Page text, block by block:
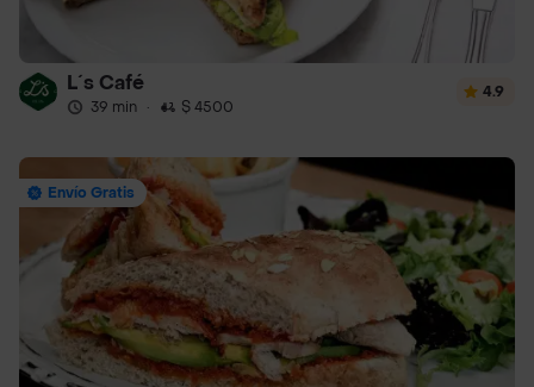
L´s Café
39 min · $ 4500
4.9
Envío Gratis